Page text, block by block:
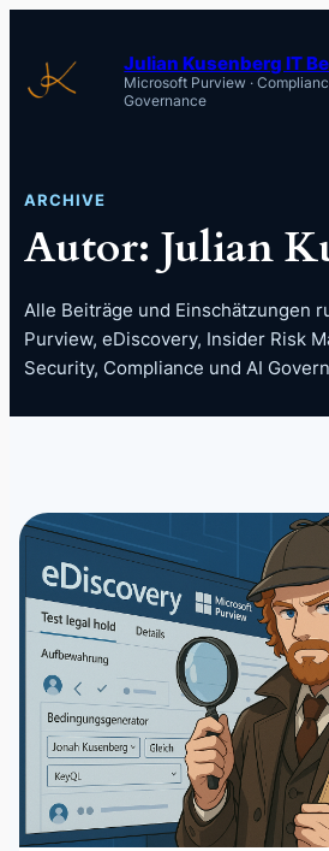
Inhalt
springen
Julian Kusenberg IT
Microsoft Purview ·
Governance
ARCHIVE
Autor: Julian
Alle Beiträge und Einschätzungen
Purview, eDiscovery, Insider Risk
Security, Compliance und AI